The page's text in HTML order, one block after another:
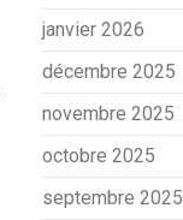
janvier 2026
décembre 2025
novembre 2025
octobre 2025
septembre 2025